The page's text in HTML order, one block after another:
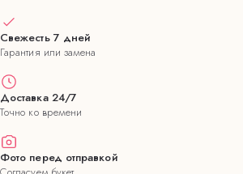
Свежесть 7 дней
Гарантия или замена
Доставка 24/7
Точно ко времени
Фото перед отправкой